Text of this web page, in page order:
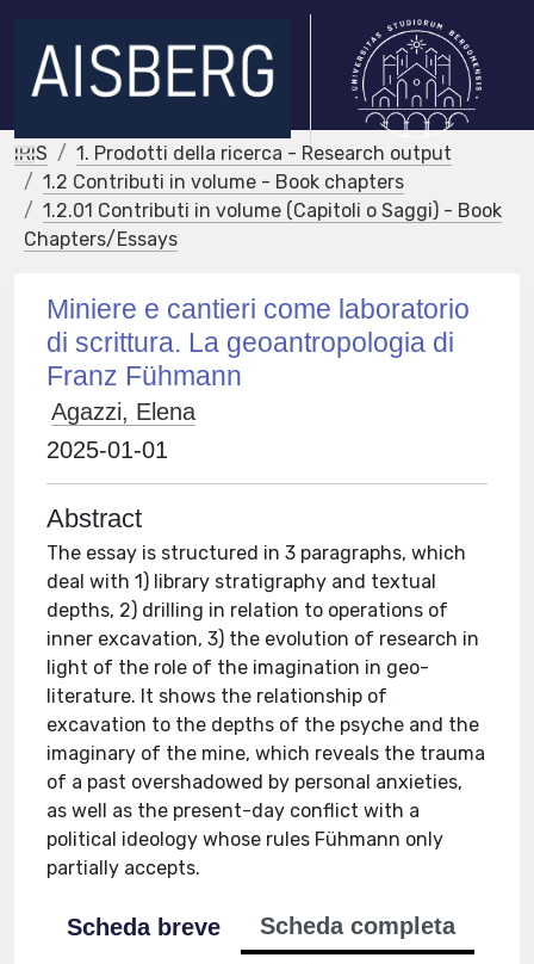
IRIS
1. Prodotti della ricerca - Research output
1.2 Contributi in volume - Book chapters
1.2.01 Contributi in volume (Capitoli o Saggi) - Book
Chapters/Essays
Miniere e cantieri come laboratorio
di scrittura. La geoantropologia di
Franz Fühmann
Agazzi, Elena
2025-01-01
Abstract
The essay is structured in 3 paragraphs, which
deal with 1) library stratigraphy and textual
depths, 2) drilling in relation to operations of
inner excavation, 3) the evolution of research in
light of the role of the imagination in geo-
literature. It shows the relationship of
excavation to the depths of the psyche and the
imaginary of the mine, which reveals the trauma
of a past overshadowed by personal anxieties,
as well as the present-day conflict with a
political ideology whose rules Fühmann only
partially accepts.
Scheda breve
Scheda completa